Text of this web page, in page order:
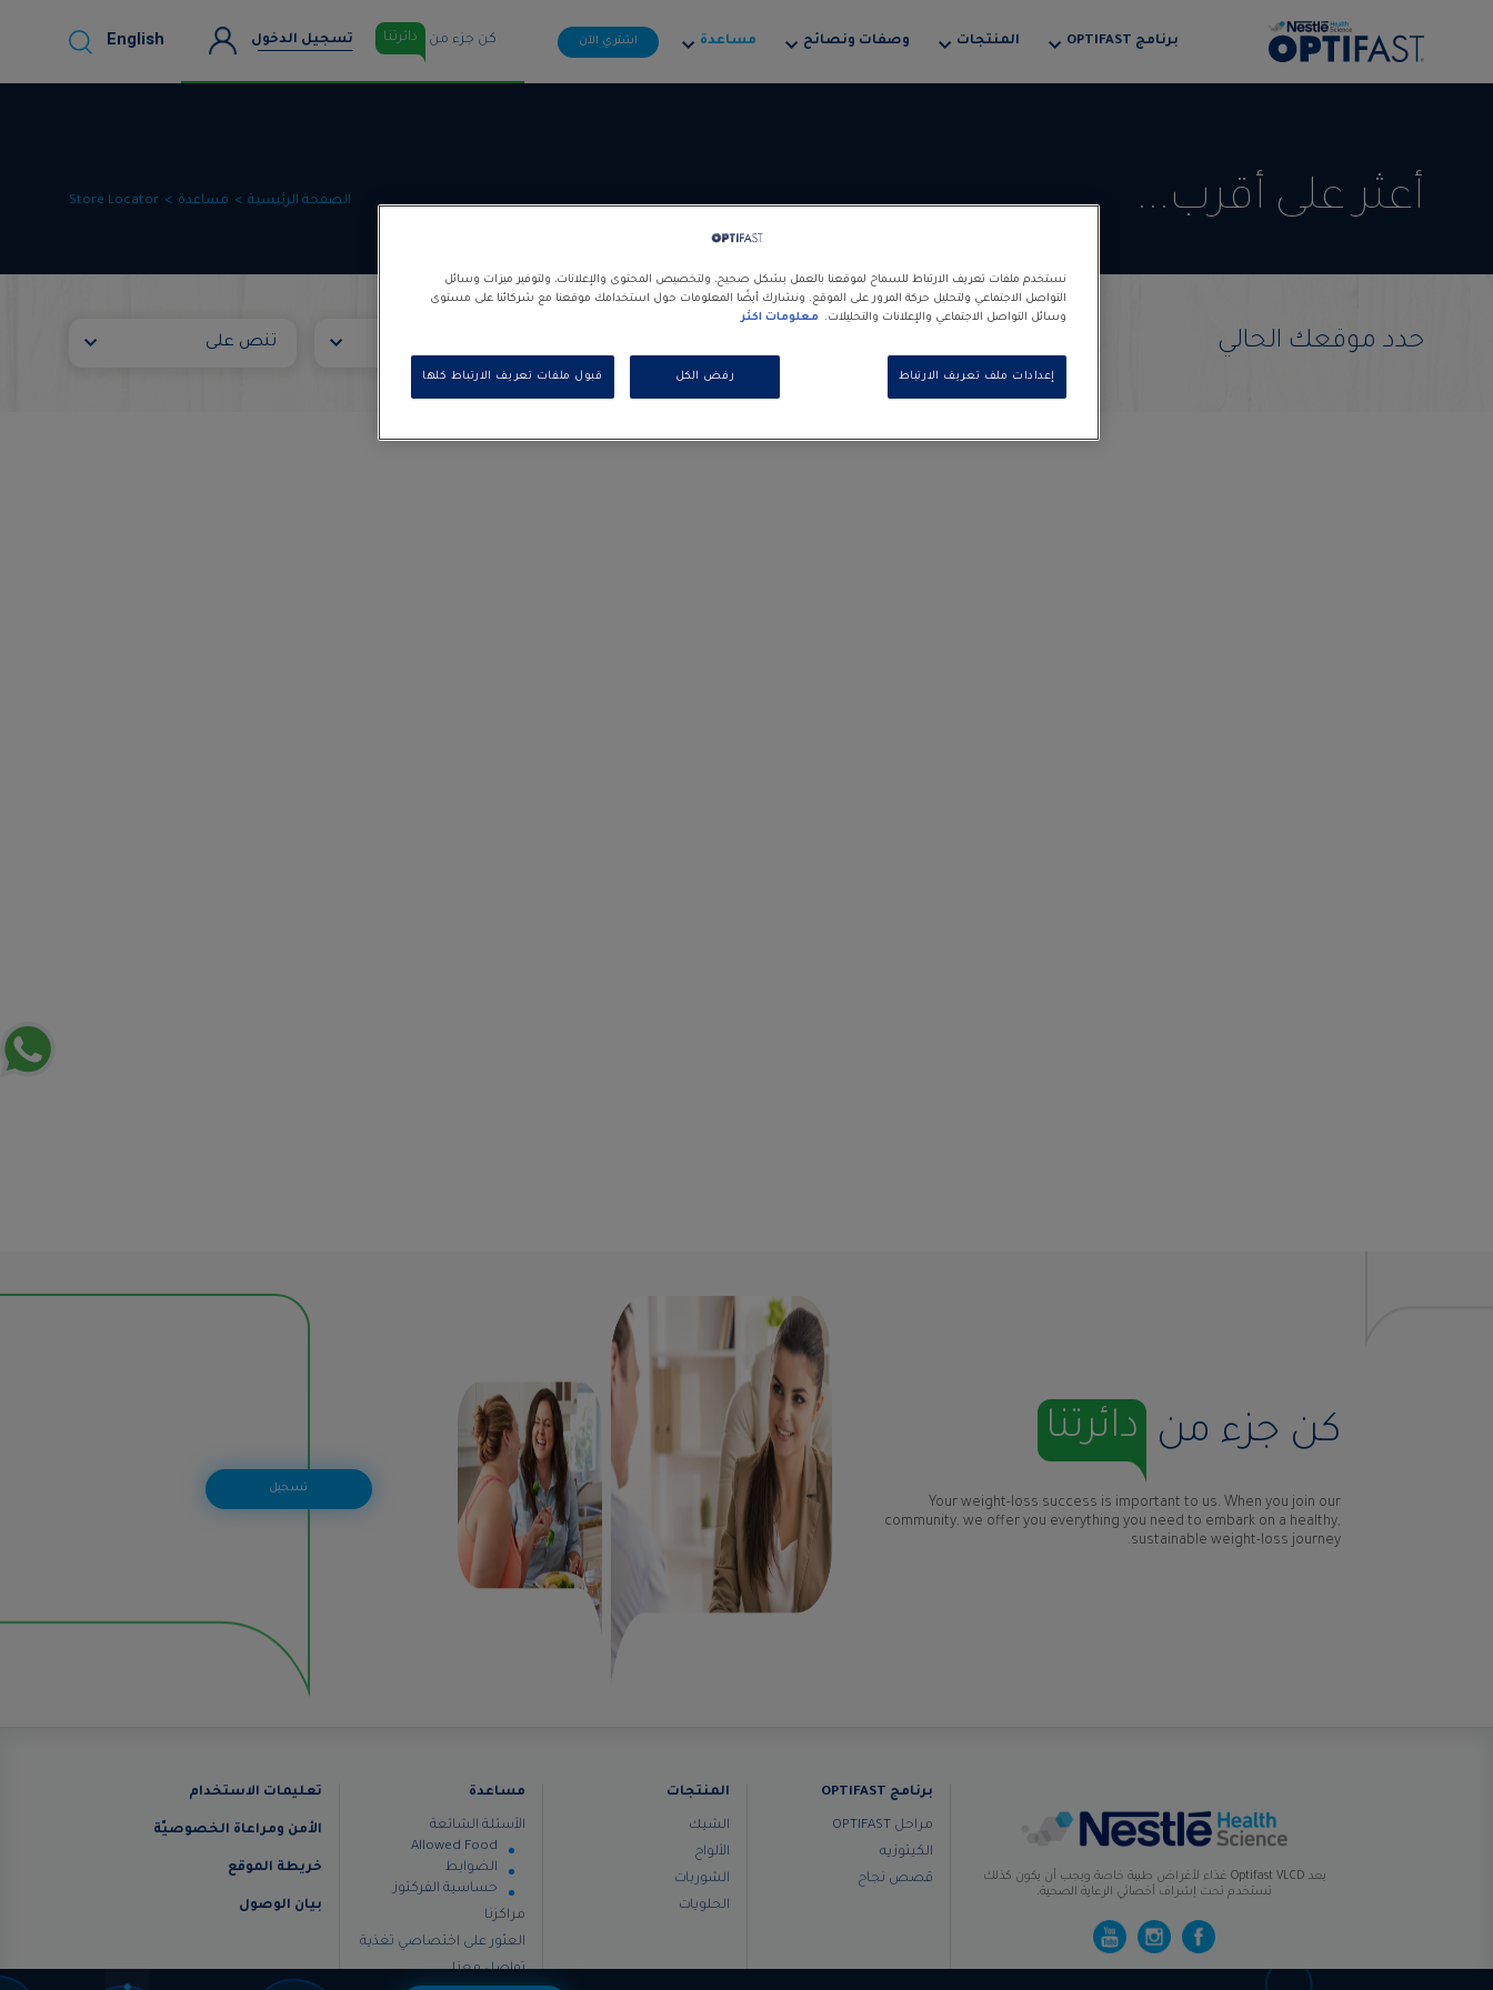
برنامج OPTIFAST المنتجات وصفات ونصائح مساعدة‎ اشتري الآن كن جزء من دائرتنا تسجيل الدخول English
أعثر على أقرب... الصفحة الرئيسية مساعدة‎ Store Locator
حدد موقعك الحالي
تسجيل
كن جزء من دائرتنا
Your weight-loss success is important to us. When you join our
community, we offer you everything you need to embark on a healthy,
sustainable weight-loss journey.
يعد Optifast VLCD غذاء لأغراض طبية خاصة ويجب أن يكون كذلك
تستخدم تحت إشراف أخصائي الرعاية الصحية.
برنامج OPTIFAST
مراحل OPTIFAST
الكيتوزيه
قصص نجاح
المنتجات
الشيك
الألواح
الشوربات
الحلويات
مساعدة‎
الأسئلة الشائعة
Allowed Food
الضوابط
حساسية الفركتوز
مراكزنا
العثور على اختصاصي تغذية
تواصل معنا
تعليمات الاستخدام
الأمن ومراعاة الخصوصيّة
خريطة الموقع
بيان الوصول
نستخدم ملفات تعريف الارتباط للسماح لموقعنا بالعمل بشكل صحيح، ولتخصيص المحتوى والإعلانات، ولتوفير ميزات وسائل
التواصل الاجتماعي ولتحليل حركة المرور على الموقع. ونشارك أيضًا المعلومات حول استخدامك موقعنا مع شركائنا على مستوى
وسائل التواصل الاجتماعي والإعلانات والتحليلات.
معلومات اكثر
رفض الكل قبول ملفات تعريف الارتباط كلها إعدادات ملف تعريف الارتباط